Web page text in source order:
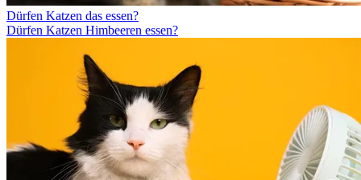
Dürfen Katzen das essen?
Dürfen Katzen Himbeeren essen?